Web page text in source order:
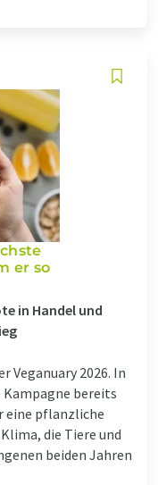
er so
in Handel und
Veganuary 2026. In
bereits
eine pflanzliche
die Tiere und
beiden Jahren